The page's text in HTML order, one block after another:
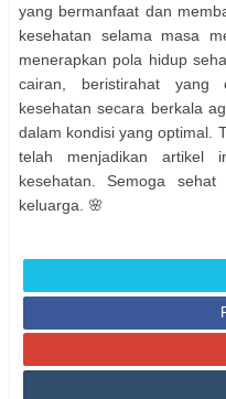
yang bermanfaat dan
kesehatan selama masa
menerapkan pola hidup
cairan, beristirahat yang
kesehatan secara berkala
dalam kondisi yang optimal.
telah menjadikan artikel
kesehatan. Semoga
keluarga. 🌸